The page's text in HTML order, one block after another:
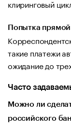
клиринговый
Попытка
такие платежи
ожидание до
Часто
Можно ли
российского